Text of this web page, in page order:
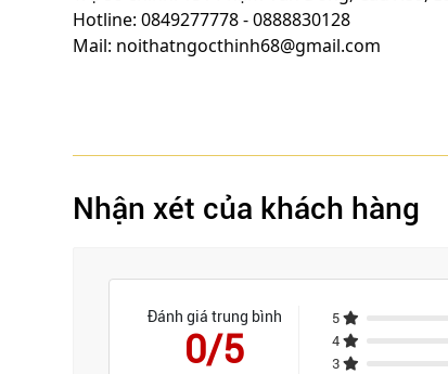
Hotline: 0849277778 - 0888830128
Mail: noithatngocthinh68@gmail.com
Nhận xét của khách hàng
Đánh giá trung bình
0/5
5
4
3